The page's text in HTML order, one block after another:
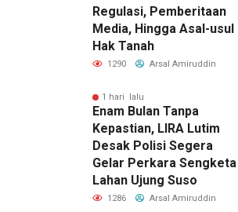
Regulasi, Pemberitaan
Media, Hingga Asal-usul
Hak Tanah
1290 Arsal Amiruddin
1 hari lalu
Enam Bulan Tanpa
Kepastian, LIRA Lutim
Desak Polisi Segera
Gelar Perkara Sengketa
Lahan Ujung Suso
1286 Arsal Amiruddin